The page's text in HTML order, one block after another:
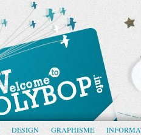
DESIGN GRAPHISME